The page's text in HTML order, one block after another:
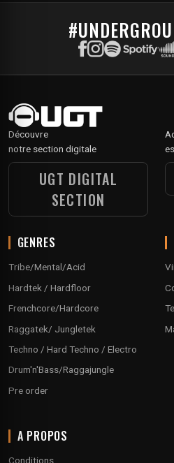
Découvre
notre section digitale
UGT DIGITAL
SECTION
GENRES
Tribe/Mental/Acid
Hardtek / Hardfloor
Frenchcore/Hardcore
Raggatek/ Jungletek
Techno / Hard Techno / Electro
Drum'n'Bass/Raggajungle
Pre order
A PROPOS
Conditions